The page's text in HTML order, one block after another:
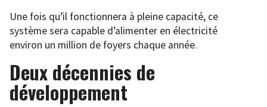
Une fois qu’il fonctionnera à pleine capacité, ce
système sera capable d’alimenter en électricité
environ un million de foyers chaque année.
Deux décennies de
développement